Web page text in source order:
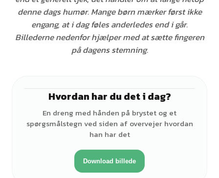
denne dags humør. Mange børn mærker først ikke
engang, at i dag føles anderledes end i går.
Billederne nedenfor hjælper med at sætte fingeren
på dagens stemning.
Hvordan har du det i dag?
En dreng med hånden på brystet og et
spørgsmålstegn ved siden af overvejer hvordan
han har det
Download billede